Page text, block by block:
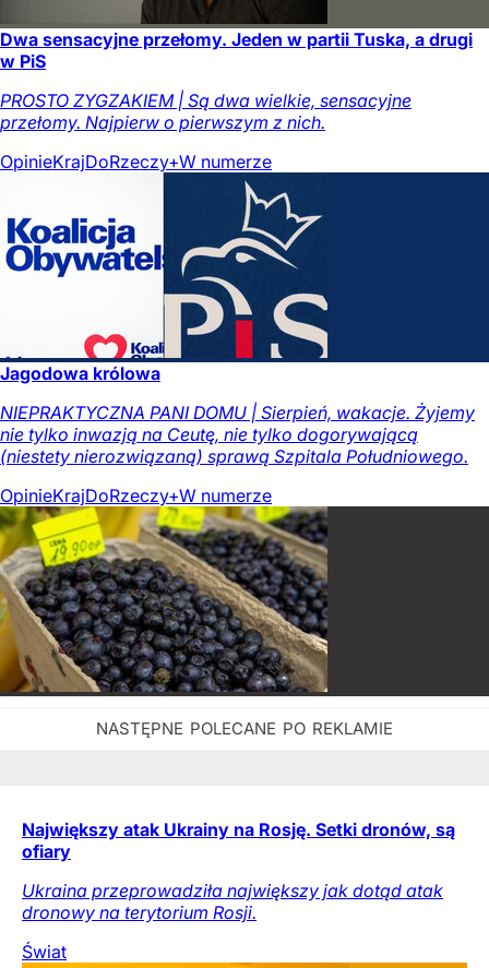
Dwa sensacyjne przełomy. Jeden w partii Tuska, a drugi
w PiS
PROSTO ZYGZAKIEM | Są dwa wielkie, sensacyjne
przełomy. Najpierw o pierwszym z nich.
OpinieKrajDoRzeczy+W numerze
Jagodowa królowa
NIEPRAKTYCZNA PANI DOMU | Sierpień, wakacje. Żyjemy
nie tylko inwazją na Ceutę, nie tylko dogorywającą
(niestety nierozwiązaną) sprawą Szpitala Południowego.
OpinieKrajDoRzeczy+W numerze
Największy atak Ukrainy na Rosję. Setki dronów, są
ofiary
Ukraina przeprowadziła największy jak dotąd atak
dronowy na terytorium Rosji.
Świat